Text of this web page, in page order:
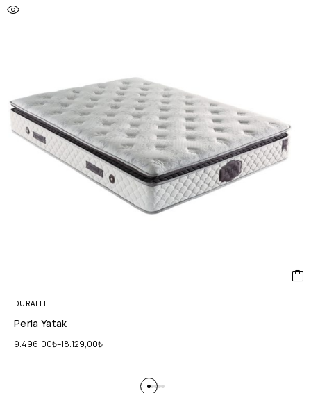
DURALLI
Perla Yatak
9.496,00₺–18.129,00₺